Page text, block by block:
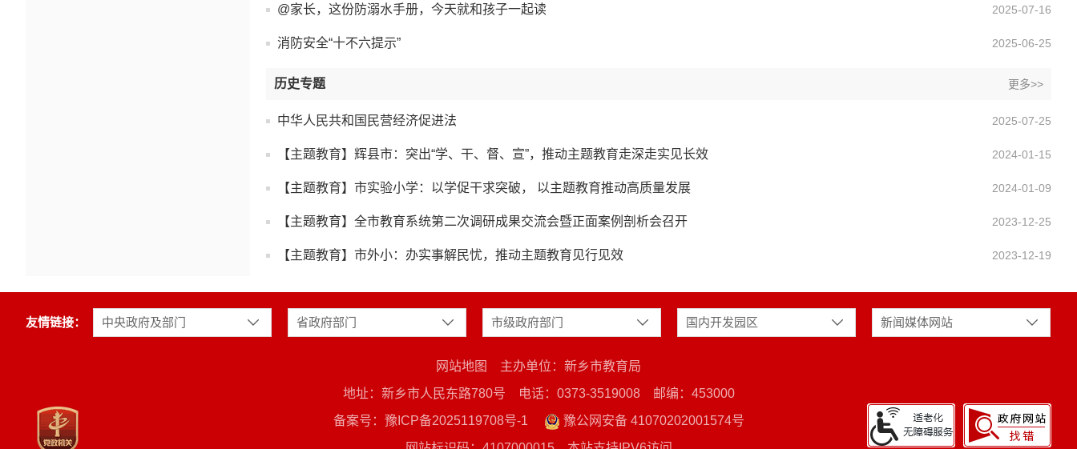
@家长，这份防溺水手册，今天就和孩子一起读 2025-07-16
消防安全“十不六提示” 2025-06-25
历史专题 更多>>
中华人民共和国民营经济促进法 2025-07-25
【主题教育】辉县市：突出“学、干、督、宣”，推动主题教育走深走实见长效 2024-01-15
【主题教育】市实验小学：以学促干求突破， 以主题教育推动高质量发展​ 2024-01-09
【主题教育】全市教育系统第二次调研成果交流会暨正面案例剖析会召开 2023-12-25
【主题教育】市外小：办实事解民忧，推动主题教育见行见效 2023-12-19
友情链接： 中央政府及部门 省政府部门 市级政府部门 国内开发园区 新闻媒体网站
网站地图
主办单位：新乡市教育局
地址：新乡市人民东路780号
电话：0373-3519008
邮编：453000
备案号：豫ICP备2025119708号-1
豫公网安备 41070202001574号